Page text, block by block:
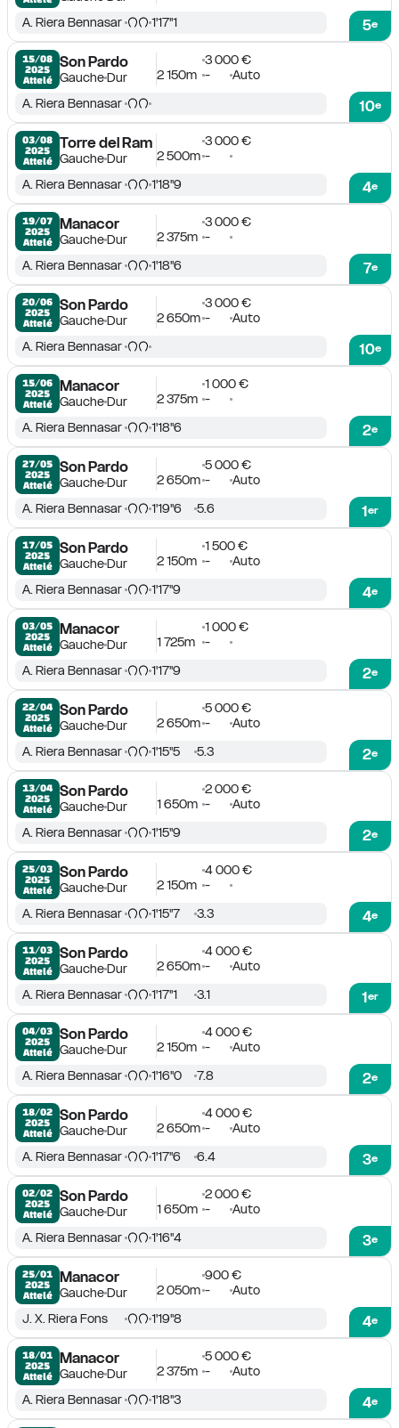
5e
A. Riera Bennasar 1'17''1
15/08
2025
Attelé
Son Pardo
GaucheDur
3 000 €
2 150m - Auto
10e
A. Riera Bennasar
03/08
2025
Attelé
Torre del Ram
GaucheDur
3 000 €
2 500m -
4e
A. Riera Bennasar 1'18''9
19/07
2025
Attelé
Manacor
GaucheDur
3 000 €
2 375m -
7e
A. Riera Bennasar 1'18''6
20/06
2025
Attelé
Son Pardo
GaucheDur
3 000 €
2 650m - Auto
10e
A. Riera Bennasar
15/06
2025
Attelé
Manacor
GaucheDur
1 000 €
2 375m -
2e
A. Riera Bennasar 1'18''6
27/05
2025
Attelé
Son Pardo
GaucheDur
5 000 €
2 650m - Auto
1er
A. Riera Bennasar 1'19''6 5.6
17/05
2025
Attelé
Son Pardo
GaucheDur
1 500 €
2 150m - Auto
4e
A. Riera Bennasar 1'17''9
03/05
2025
Attelé
Manacor
GaucheDur
1 000 €
1 725m
-
2e
A. Riera Bennasar 1'17''9
22/04
2025
Attelé
Son Pardo
GaucheDur
5 000 €
2 650m - Auto
2e
A. Riera Bennasar 1'15''5 5.3
13/04
2025
Attelé
Son Pardo
GaucheDur
2 000 €
1 650m - Auto
2e
A. Riera Bennasar 1'15''9
25/03
2025
Attelé
Son Pardo
GaucheDur
4 000 €
2 150m -
4e
A. Riera Bennasar 1'15''7 3.3
11/03
2025
Attelé
Son Pardo
GaucheDur
4 000 €
2 650m - Auto
1er
A. Riera Bennasar 1'17''1 3.1
04/03
2025
Attelé
Son Pardo
GaucheDur
4 000 €
2 150m - Auto
2e
A. Riera Bennasar 1'16''0 7.8
18/02
2025
Attelé
Son Pardo
GaucheDur
4 000 €
2 650m - Auto
3e
A. Riera Bennasar 1'17''6 6.4
02/02
2025
Attelé
Son Pardo
GaucheDur
2 000 €
1 650m - Auto
3e
A. Riera Bennasar 1'16''4
25/01
2025
Attelé
Manacor
GaucheDur
900 €
2 050m - Auto
4e
J. X. Riera Fons 1'19''8
18/01
2025
Attelé
Manacor
GaucheDur
5 000 €
2 375m - Auto
4e
A. Riera Bennasar 1'18''3